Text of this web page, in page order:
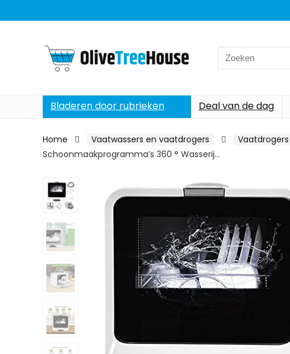
Search
for:
Bladeren door rubrieken Deal van de dag
Home Vaatwassers en vaatdrogers Vaatdrogers
Schoonmaakprogramma’s 360 ° Wasserij…